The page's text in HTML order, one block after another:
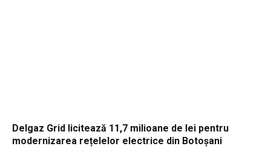
Delgaz Grid licitează 11,7 milioane de lei pentru
modernizarea rețelelor electrice din Botoșani